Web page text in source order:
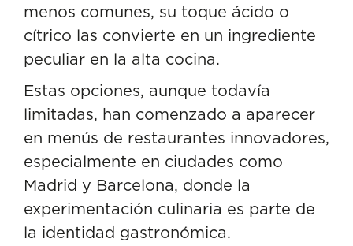
menos comunes, su toque ácido o
cítrico las convierte en un ingrediente
peculiar en la alta cocina.
Estas opciones, aunque todavía
limitadas, han comenzado a aparecer
en menús de restaurantes innovadores,
especialmente en ciudades como
Madrid y Barcelona, donde la
experimentación culinaria es parte de
la identidad gastronómica.